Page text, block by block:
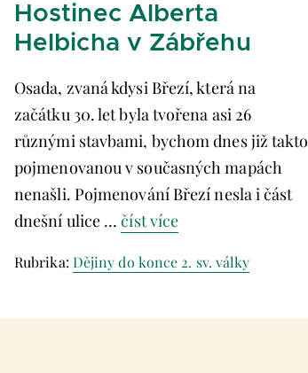
Hostinec Alberta
Helbicha v Zábřehu
Osada, zvaná kdysi Březí, která na
začátku 30. let byla tvořena asi 26
různými stavbami, bychom dnes již takto
pojmenovanou v současných mapách
nenašli. Pojmenování Březí nesla i část
dnešní ulice …číst více
Rubrika: Dějiny do konce 2. sv. války